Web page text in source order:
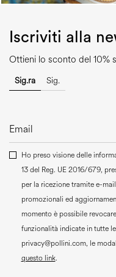
Iscriviti alla
Ottieni lo sconto del 10%
Sig.ra Sig.
Ho preso visione delle
13 del Reg. UE 2016/679,
per la ricezione tramite e-
promozionali ed
momento è possibile
funzionalità indicate in tutte
privacy@pollini.com, le
questo link.